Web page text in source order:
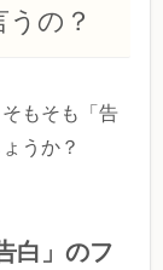
の？
もそも「告
うか？
白」のフ